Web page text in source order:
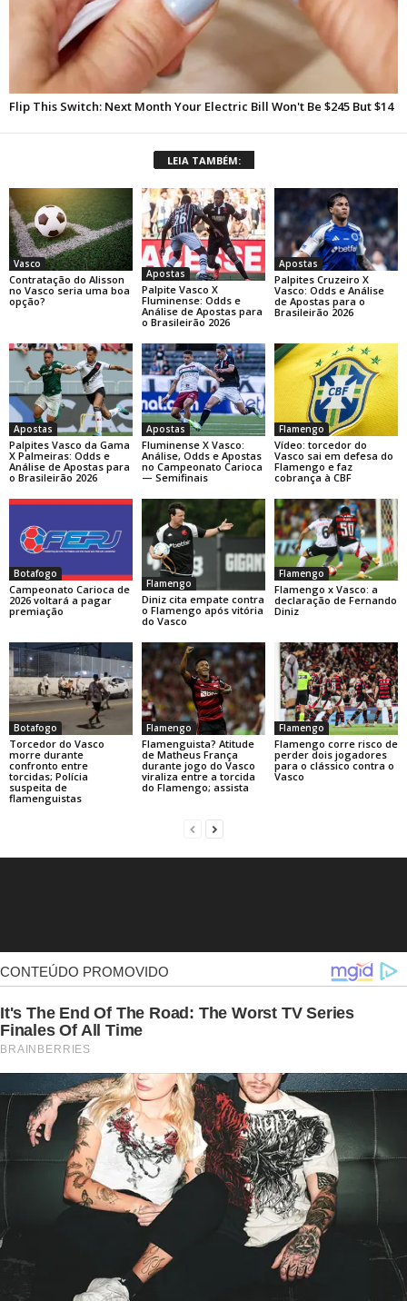
LEIA TAMBÉM:
Vasco
Contratação do Alisson
no Vasco seria uma boa
opção?
Apostas
Palpite Vasco X
Fluminense: Odds e
Análise de Apostas para
o Brasileirão 2026
Apostas
Palpites Cruzeiro X
Vasco: Odds e Análise
de Apostas para o
Brasileirão 2026
Apostas
Palpites Vasco da Gama
X Palmeiras: Odds e
Análise de Apostas para
o Brasileirão 2026
Apostas
Fluminense X Vasco:
Análise, Odds e Apostas
no Campeonato Carioca
— Semifinais
Flamengo
Vídeo: torcedor do
Vasco sai em defesa do
Flamengo e faz
cobrança à CBF
Botafogo
Campeonato Carioca de
2026 voltará a pagar
premiação
Flamengo
Diniz cita empate contra
o Flamengo após vitória
do Vasco
Flamengo
Flamengo x Vasco: a
declaração de Fernando
Diniz
Botafogo
Torcedor do Vasco
morre durante
confronto entre
torcidas; Polícia
suspeita de
flamenguistas
Flamengo
Flamenguista? Atitude
de Matheus França
durante jogo do Vasco
viraliza entre a torcida
do Flamengo; assista
Flamengo
Flamengo corre risco de
perder dois jogadores
para o clássico contra o
Vasco